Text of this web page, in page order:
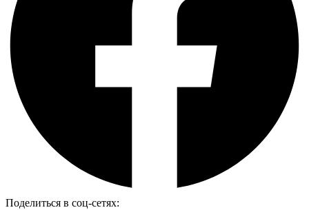
Поделиться в соц-сетях: